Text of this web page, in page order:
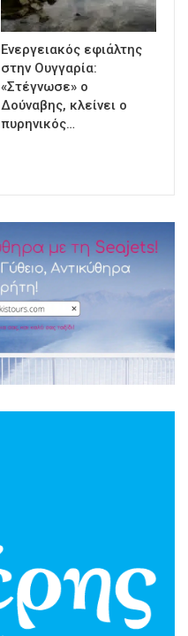
Ενεργειακός εφιάλτης
στην Ουγγαρία:
«Στέγνωσε» ο
Δούναβης, κλείνει ο
πυρηνικός…